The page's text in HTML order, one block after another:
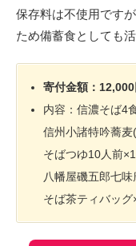
保存料は不使用です
ため備蓄食としても活
寄付金額：12,000
内容：信濃そば4
信州小諸特吟蕎
そばつゆ10人前
八幡屋磯五郎七
そば茶ティバッグ